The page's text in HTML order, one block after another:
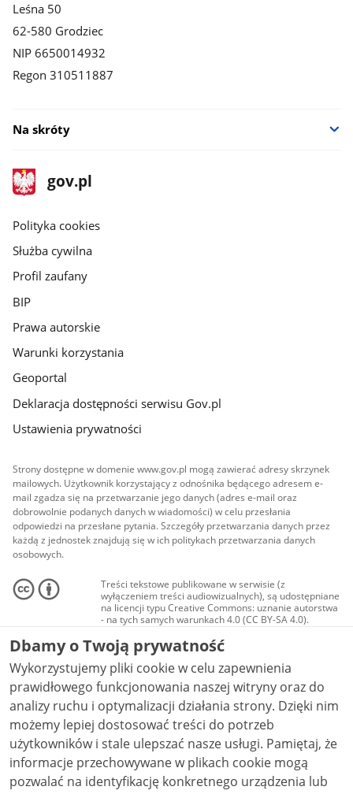
Leśna 50
62-580 Grodziec
NIP 6650014932
Regon 310511887
Na skróty
stopka
gov.pl
Strona
gov.pl
gov.pl
Polityka cookies
Służba cywilna
Profil zaufany
BIP
Prawa autorskie
Warunki korzystania
Geoportal
Deklaracja dostępności serwisu Gov.pl
Ustawienia prywatności
Strony dostępne w domenie www.gov.pl mogą zawierać adresy skrzynek
mailowych. Użytkownik korzystający z odnośnika będącego adresem e-
mail zgadza się na przetwarzanie jego danych (adres e-mail oraz
dobrowolnie podanych danych w wiadomości) w celu przesłania
odpowiedzi na przesłane pytania. Szczegóły przetwarzania danych przez
każdą z jednostek znajdują się w ich politykach przetwarzania danych
osobowych.
Treści tekstowe publikowane w serwisie (z
wyłączeniem treści audiowizualnych), są udostępniane
na licencji typu Creative Commons: uznanie autorstwa
- na tych samych warunkach 4.0 (CC BY-SA 4.0).
Materiały audiowizualne, w tym zdjęcia, materiały
audio i wideo, są udostępniane na licencji typu
Creative Commons: uznanie autorstwa użycie
niekomercyjne - bez utworów zależnych 4.0 (CC BY-
NC-ND 4.0), o ile nie jest to stwierdzone inaczej.
Dbamy o Twoją prywatność
Wykorzystujemy pliki cookie w celu zapewnienia
prawidłowego funkcjonowania naszej witryny oraz do
analizy ruchu i optymalizacji działania strony. Dzięki nim
możemy lepiej dostosować treści do potrzeb
użytkowników i stale ulepszać nasze usługi. Pamiętaj, że
informacje przechowywane w plikach cookie mogą
pozwalać na identyfikację konkretnego urządzenia lub